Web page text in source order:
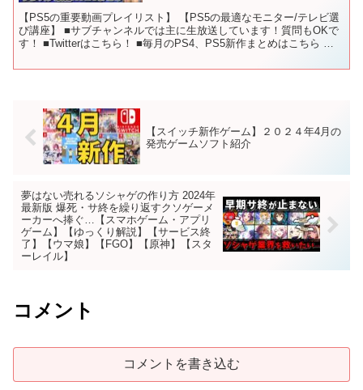
【PS5の重要動画プレイリスト】 【PS5の最適なモニター/テレビ選
び講座】 ■サブチャンネルでは主に生放送しています！質問もOKで
す！ ■Twitterはこちら！ ■毎月のPS4、PS5新作まとめはこちら 〇
【スイッチ新作ゲーム】２０２４年4月の
発売ゲームソフト紹介
夢はない売れるソシャゲの作り方 2024年
最新版 爆死・サ終を繰り返すクソゲーメ
ーカーへ捧ぐ…【スマホゲーム・アプリ
ゲーム】【ゆっくり解説】【サービス終
了】【ウマ娘】【FGO】【原神】【スタ
ーレイル】
コメント
コメントを書き込む